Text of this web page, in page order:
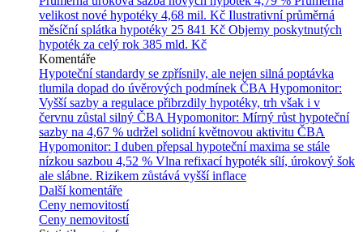
velikost nové hypotéky 4,68 mil. Kč Ilustrativní průměrná
měsíční splátka hypotéky 25 841 Kč Objemy poskytnutých
hypoték za celý rok 385 mld. Kč
Komentáře
Hypoteční standardy se zpřísnily, ale nejen silná poptávka
tlumila dopad do úvěrových podmínek ČBA Hypomonitor:
Vyšší sazby a regulace přibrzdily hypotéky, trh však i v
červnu zůstal silný ČBA Hypomonitor: Mírný růst hypoteční
sazby na 4,67 % udržel solidní květnovou aktivitu ČBA
Hypomonitor: I duben přepsal hypoteční maxima se stále
nízkou sazbou 4,52 % Vlna refixací hypoték sílí, úrokový šok
ale slábne. Rizikem zůstává vyšší inflace
Další komentáře
Ceny nemovitostí
Ceny nemovitostí